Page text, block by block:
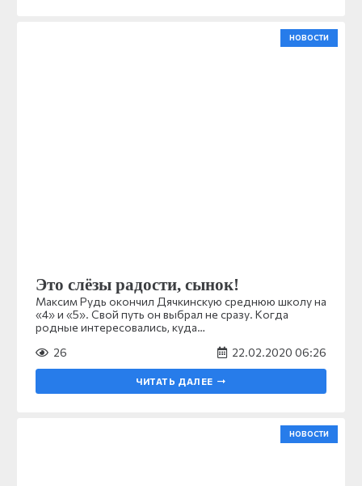
НОВОСТИ
Это слёзы радости, сынок!
Максим Рудь окончил Дячкинскую среднюю школу на
«4» и «5». Свой путь он выбрал не сразу. Когда
родные интересовались, куда…
26
22.02.2020 06:26
ЧИТАТЬ ДАЛЕЕ
НОВОСТИ